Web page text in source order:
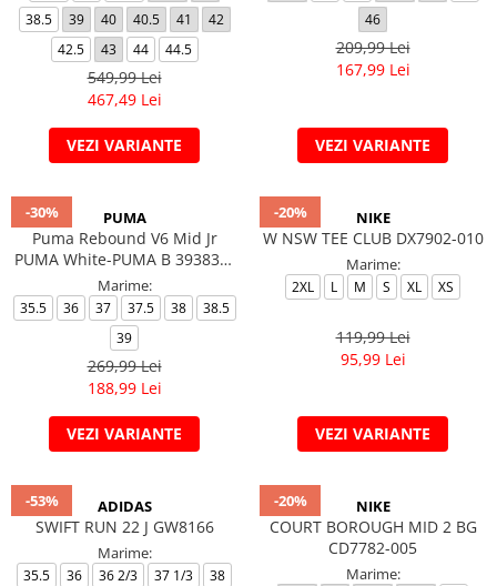
38.5
39 40 40.5 41
42
42.5
43 44 44.5
549,99 Lei
467,49 Lei
VEZI VARIANTE
46
209,99 Lei
167,99 Lei
VEZI VARIANTE
-30% PUMA
Puma Rebound V6 Mid Jr
PUMA White-PUMA B 393831-
01
Marime:
35.5 36 37 37.5 38
38.5
39
269,99 Lei
188,99 Lei
VEZI VARIANTE
-20% NIKE
W NSW TEE CLUB DX7902-010
Marime:
2XL L M S XL XS
119,99 Lei
95,99 Lei
VEZI VARIANTE
-53% ADIDAS
SWIFT RUN 22 J GW8166
Marime:
35.5 36 36 2/3 37 1/3
38
-20% NIKE
COURT BOROUGH MID 2 BG
CD7782-005
Marime: